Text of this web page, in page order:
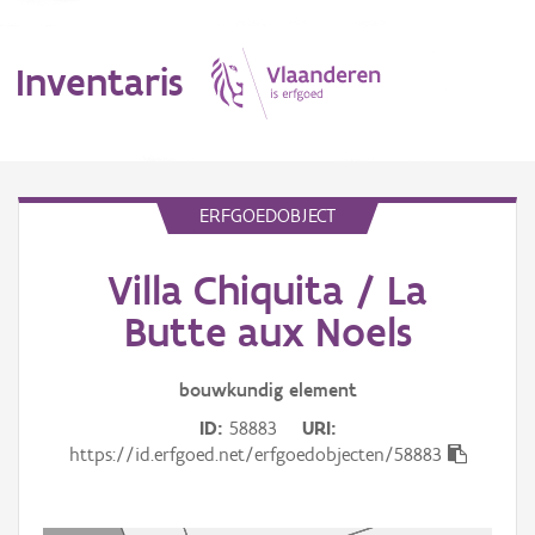
Inventaris
Erfgoedobject
Aanduidingsobject
ERFGOEDOBJECT
Villa Chiquita / La
Butte aux Noels
bouwkundig element
ID 58883
URI
https://id.erfgoed.net/erfgoedobjecten/58883